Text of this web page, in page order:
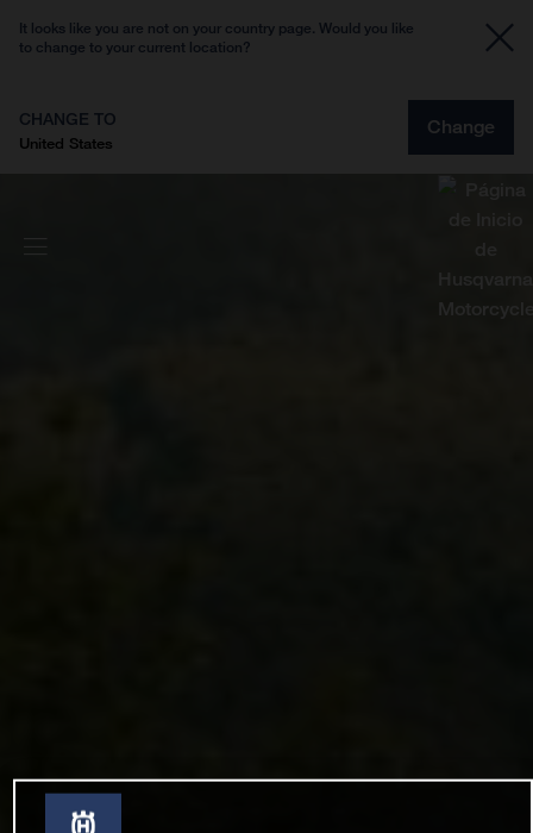
It looks like you are not on your country page. Would you like
to change to your current location?
CHANGE TO
United States
Change